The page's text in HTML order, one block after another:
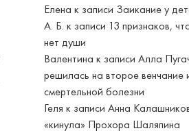
Елена к записи Заикание у
А. Б. к записи 13 признаков,
нет души
Валентина к записиАлла
решилась на второе венчание
смертельной болезни
Геля к записиАнна
«кинула» Прохора Шаляпина